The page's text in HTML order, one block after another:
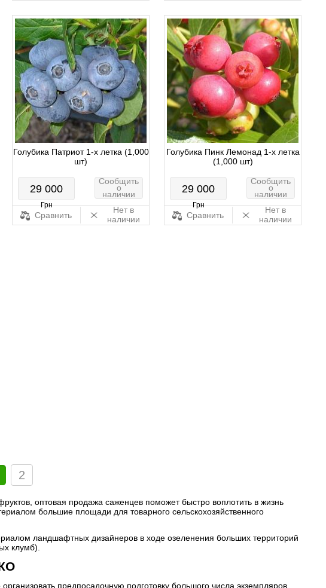
Голубика Патриот 1-х летка (1,000
шт)
29 000
Грн
Сообщить
о
наличии
Сравнить
Нет в
наличии
Голубика Пинк Лемонад 1-х летка
(1,000 шт)
29 000
Грн
Сообщить
о
наличии
Сравнить
Нет в
наличии
2
оптовая продажа саженцев поможет быстро воплотить в жизнь
большие площади для товарного сельскохозяйственного
ландшафтных дизайнеров в ходе озеленения больших территорий
клумб).
предпосадочную подготовку большого числа экземпляров.